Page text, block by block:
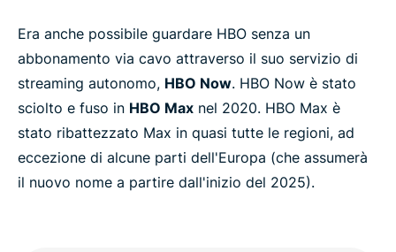
Era anche possibile guardare HBO senza un
abbonamento via cavo attraverso il suo servizio di
streaming autonomo, HBO Now. HBO Now è stato
sciolto e fuso in HBO Max nel 2020. HBO Max è
stato ribattezzato Max in quasi tutte le regioni, ad
eccezione di alcune parti dell'Europa (che assumerà
il nuovo nome a partire dall'inizio del 2025).